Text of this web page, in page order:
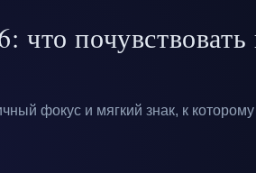
что почувствовать
фокус и мягкий знак, к которому